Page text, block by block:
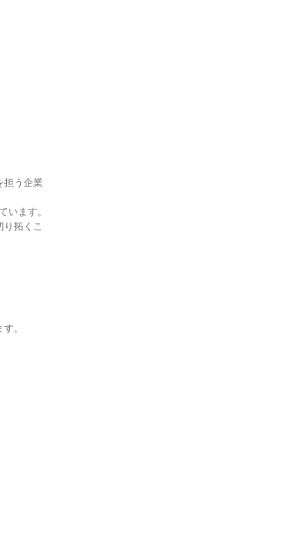
担う企業
います。
拓くこ
。